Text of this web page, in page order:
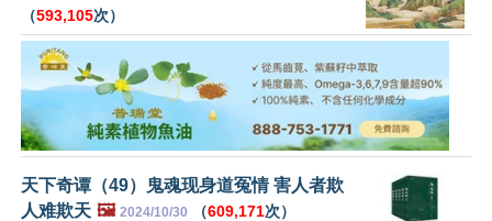
（593,105次）
天下奇谭（49）鬼魂现身道冤情 害人者欺
人难欺天 🖼️ 2024/10/30 （609,171次）